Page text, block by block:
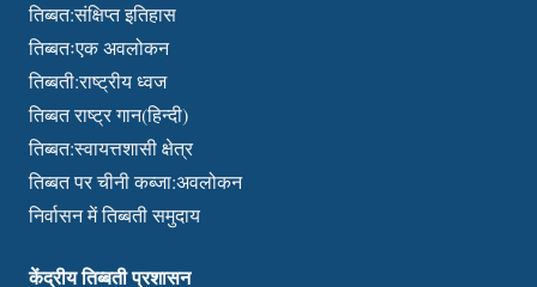
तिब्बत:संक्षिप्त इतिहास
तिब्बतःएक अवलोकन
तिब्बती:राष्ट्रीय ध्वज
तिब्बत राष्ट्र गान(हिन्दी)
तिब्बत:स्वायत्तशासी क्षेत्र
तिब्बत पर चीनी कब्जा:अवलोकन
निर्वासन में तिब्बती समुदाय
केंद्रीय तिब्बती प्रशासन